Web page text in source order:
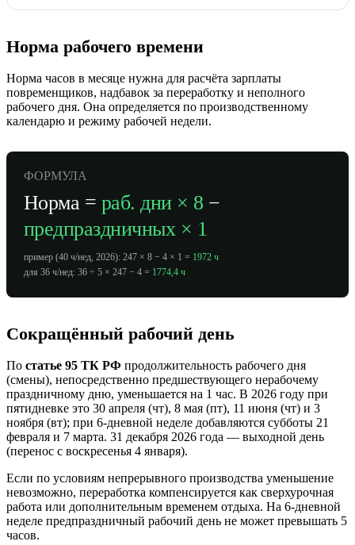
Норма рабочего времени
Норма часов в месяце нужна для расчёта зарплаты
повременщиков, надбавок за переработку и неполного
рабочего дня. Она определяется по производственному
календарю и режиму рабочей недели.
ФОРМУЛА
Норма = раб. дни × 8 −
предпраздничных × 1
пример (40 ч/нед, 2026): 247 × 8 − 4 × 1 = 1972 ч
для 36 ч/нед: 36 ÷ 5 × 247 − 4 = 1774,4 ч
Сокращённый рабочий день
По статье 95 ТК РФ продолжительность рабочего дня
(смены), непосредственно предшествующего нерабочему
праздничному дню, уменьшается на 1 час. В 2026 году при
пятидневке это 30 апреля (чт), 8 мая (пт), 11 июня (чт) и 3
ноября (вт); при 6-дневной неделе добавляются субботы 21
февраля и 7 марта. 31 декабря 2026 года — выходной день
(перенос с воскресенья 4 января).
Если по условиям непрерывного производства уменьшение
невозможно, переработка компенсируется как сверхурочная
работа или дополнительным временем отдыха. На 6-дневной
неделе предпраздничный рабочий день не может превышать 5
часов.